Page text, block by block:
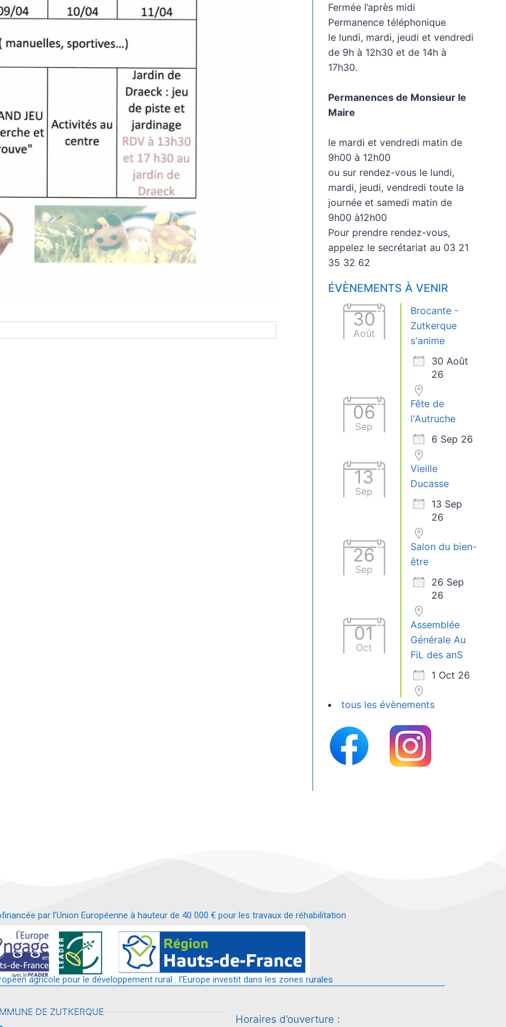
Fermée l’après midi
Permanence téléphonique
le lundi, mardi, jeudi et vendredi
de 9h à 12h30 et de 14h à
17h30.
Permanences de Monsieur le
Maire
le mardi et vendredi matin de
9h00 à 12h00
ou sur rendez-vous le lundi,
mardi, jeudi, vendredi toute la
journée et samedi matin de
9h00 à12h00
Pour prendre rendez-vous,
appelez le secrétariat au 03 21
35 32 62
ÉVÈNEMENTS À VENIR
30
Août
Brocante -
Zutkerque
s'anime
30 Août
26
06
Sep
Fête de
l'Autruche
6 Sep 26
13
Sep
Vieille
Ducasse
13 Sep
26
26
Sep
Salon du bien-
être
26 Sep
26
01
Oct
Assemblée
Générale Au
FiL des anS
1 Oct 26
tous les évènements
par l’Union Européenne à hauteur de 40 000 € pour les travaux de réhabilitation
d’un bâtiment en services et commerces de proximité.
agricole pour le développement rural : l’Europe investit dans les zones rurales
DE ZUTKERQUE
Horaires d’ouverture :